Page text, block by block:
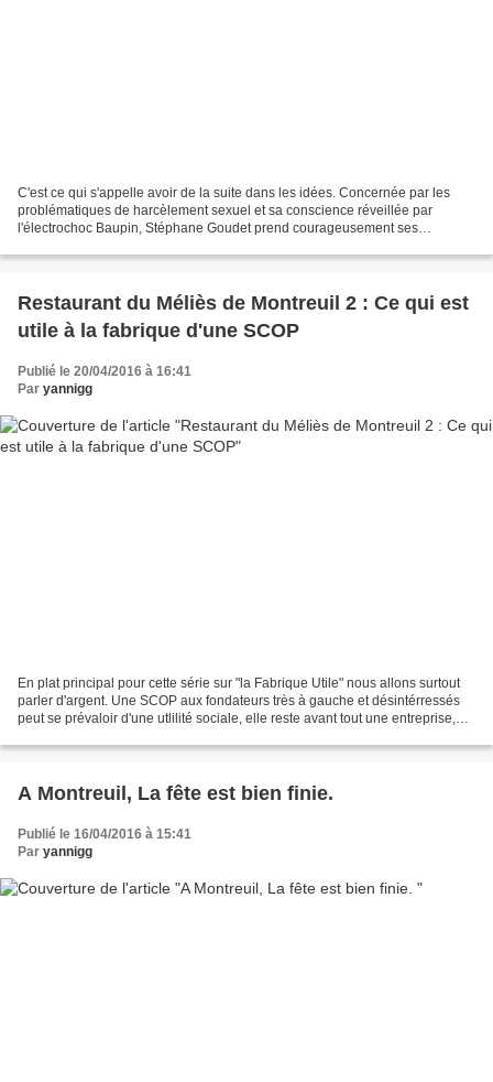
C'est ce qui s'appelle avoir de la suite dans les idées. Concernée par les
problématiques de harcèlement sexuel et sa conscience réveillée par
l'électrochoc Baupin, Stéphane Goudet prend courageusement ses
Restaurant du Méliès de Montreuil 2 : Ce qui est
utile à la fabrique d'une SCOP
Publié le 20/04/2016 à 16:41
Par yannigg
En plat principal pour cette série sur "la Fabrique Utile" nous allons surtout
parler d'argent. Une SCOP aux fondateurs très à gauche et désintérressés
peut se prévaloir d'une utlilité sociale, elle reste avant tout une entreprise,
A Montreuil, La fête est bien finie.
Publié le 16/04/2016 à 15:41
Par yannigg